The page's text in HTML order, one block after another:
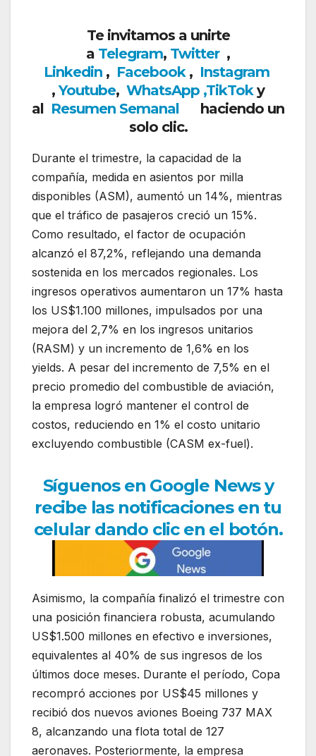
Te invitamos a unirte
a Telegram, Twitter ,
Linkedin, Facebook, Instagram
,Youtube, WhatsApp ,TikToky
al Resumen Semanal haciendo un
solo clic.
Durante el trimestre, la capacidad de la
compañía, medida en asientos por milla
disponibles (ASM), aumentó un 14%, mientras
que el tráfico de pasajeros creció un 15%.
Como resultado, el factor de ocupación
alcanzó el 87,2%, reflejando una demanda
sostenida en los mercados regionales. Los
ingresos operativos aumentaron un 17% hasta
los US$1.100 millones, impulsados por una
mejora del 2,7% en los ingresos unitarios
(RASM) y un incremento de 1,6% en los
yields. A pesar del incremento de 7,5% en el
precio promedio del combustible de aviación,
la empresa logró mantener el control de
costos, reduciendo en 1% el costo unitario
excluyendo combustible (CASM ex-fuel).
Síguenos en Google News y
recibe las notificaciones en tu
celular dando clic en el botón.
Asimismo, la compañía finalizó el trimestre con
una posición financiera robusta, acumulando
US$1.500 millones en efectivo e inversiones,
equivalentes al 40% de sus ingresos de los
últimos doce meses. Durante el período, Copa
recompró acciones por US$45 millones y
recibió dos nuevos aviones Boeing 737 MAX
8, alcanzando una flota total de 127
aeronaves. Posteriormente, la empresa